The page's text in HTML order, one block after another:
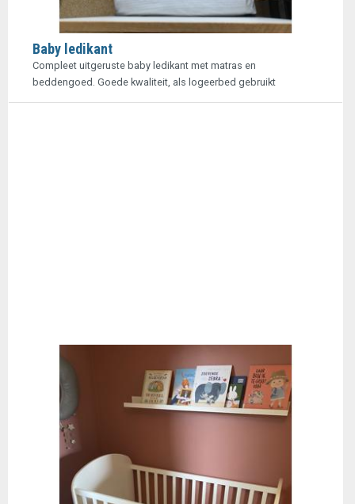
Baby ledikant
Compleet uitgeruste baby ledikant met matras en
beddengoed. Goede kwaliteit, als logeerbed gebruikt